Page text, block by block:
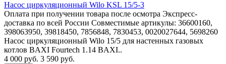
Насос циркуляционный Wilo KSL 15/5-3
Оплата при получении товара после осмотра Экспресс-
доставка по всей России Совместимые артикулы: 36600160,
398063950, 39818450, 7856848, 7830453, 0020027644, 5698260
Насос циркуляционный Wilo 15/5 для настенных газовых
котлов BAXI Fourtech 1.14 BAXI..
4 000 руб. 3 590 руб.